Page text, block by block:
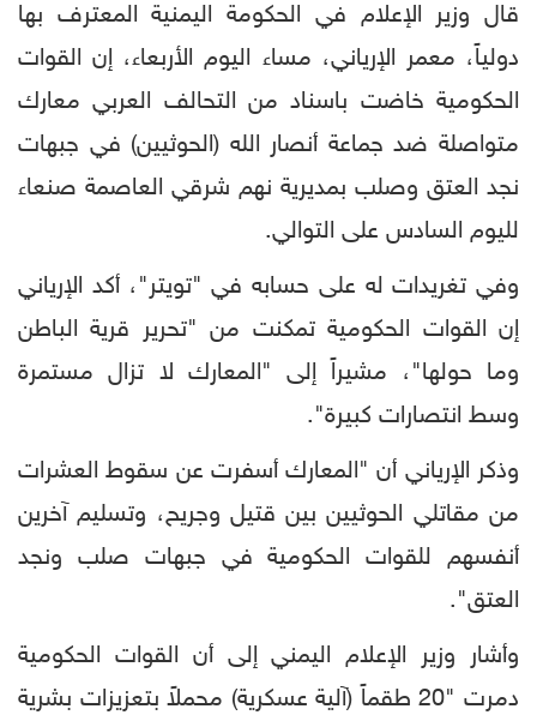
قال وزير الإعلام في الحكومة اليمنية المعترف بها
دولياً، معمر الإرياني، مساء اليوم الأربعاء، إن القوات
الحكومية خاضت باسناد من التحالف العربي معارك
متواصلة ضد جماعة أنصار الله (الحوثيين) في جبهات
نجد العتق وصلب بمديرية نهم شرقي العاصمة صنعاء
لليوم السادس على التوالي.
وفي تغريدات له على حسابه في "تويتر"، أكد الإرياني
إن القوات الحكومية تمكنت من "تحرير قرية الباطن
وما حولها"، مشيراً إلى "المعارك لا تزال مستمرة
وسط انتصارات كبيرة".
وذكر الإرياني أن "المعارك أسفرت عن سقوط العشرات
من مقاتلي الحوثيين بين قتيل وجريح، وتسليم آخرين
أنفسهم للقوات الحكومية في جبهات صلب ونجد
العتق".
وأشار وزير الإعلام اليمني إلى أن القوات الحكومية
دمرت "20 طقماً (آلية عسكرية) محملاً بتعزيزات بشرية